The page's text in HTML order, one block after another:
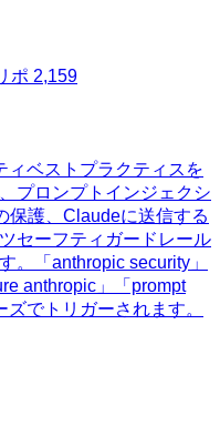
ポ 2,159
ィベストプラクティスを
プロンプトインジェクシ
保護、Claudeに送信する
セーフティガードレール
。「anthropic security」
anthropic」「prompt
でトリガーされます。